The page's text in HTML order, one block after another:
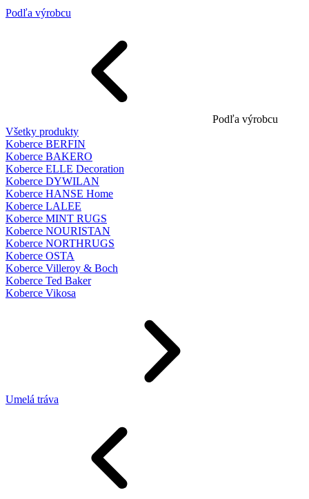
Podľa výrobcu
Podľa výrobcu
Všetky produkty
Koberce BERFIN
Koberce BAKERO
Koberce ELLE Decoration
Koberce DYWILAN
Koberce HANSE Home
Koberce LALEE
Koberce MINT RUGS
Koberce NOURISTAN
Koberce NORTHRUGS
Koberce OSTA
Koberce Villeroy & Boch
Koberce Ted Baker
Koberce Vikosa
Umelá tráva